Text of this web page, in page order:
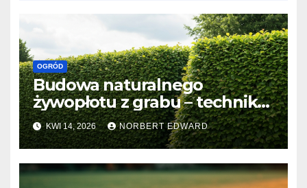
OGRÓD
Budowa naturalnego
żywopłotu z grabu – technika
sadzenia „w dwa rzędy” i
zasady zagęszczania od
samego dołu
KWI 14, 2026 NORBERT EDWARD